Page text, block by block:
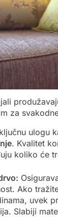
za
ulogu
. Kvalitet
koliko će
Ako
uvek
Slabiji